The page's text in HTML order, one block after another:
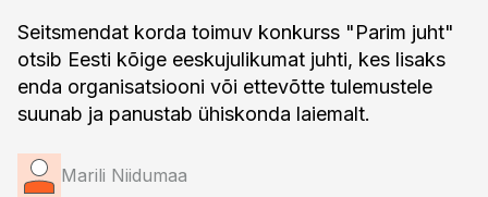
Seitsmendat korda toimuv konkurss "Parim juht"
otsib Eesti kõige eeskujulikumat juhti, kes lisaks
enda organisatsiooni või ettevõtte tulemustele
suunab ja panustab ühiskonda laiemalt.
Marili Niidumaa